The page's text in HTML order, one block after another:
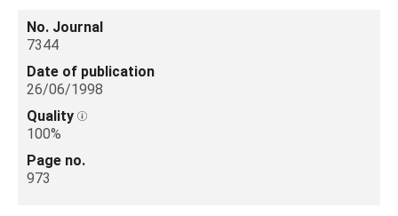
No. Journal
7344
Date of publication
26/06/1998
Quality
100%
Page no.
973